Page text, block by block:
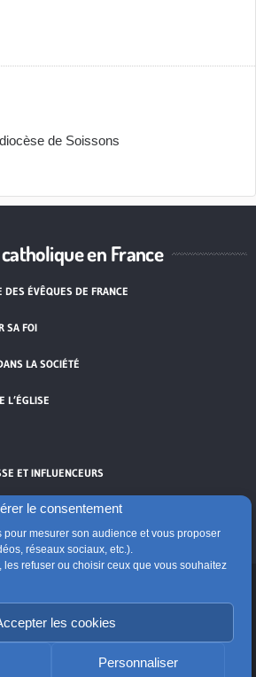
le consentement
mesurer son audience et vous proposer
réseaux sociaux, etc.).
les refuser ou choisir ceux que vous souhaitez
les cookies
Personnaliser
de Soissons
en France
DES ÉVÊQUES DE FRANCE
SA FOI
LA SOCIÉTÉ
L’ÉGLISE
ET INFLUENCEURS
accepter les cookies de
réseaux sociaux et activer ce
contenu.
catholique en France
des évêques de France